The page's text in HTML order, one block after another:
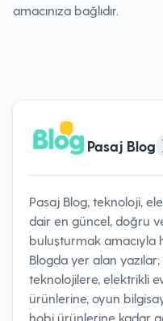
amacınıza bağlıdır.
Pasaj Blog
Pasaj Blog, teknoloji,
dair en güncel, doğru
buluşturmak amacıyla
Blogda yer alan
teknolojilere, elektrikli
ürünlerine, oyun
hobi ürünlerine kadar